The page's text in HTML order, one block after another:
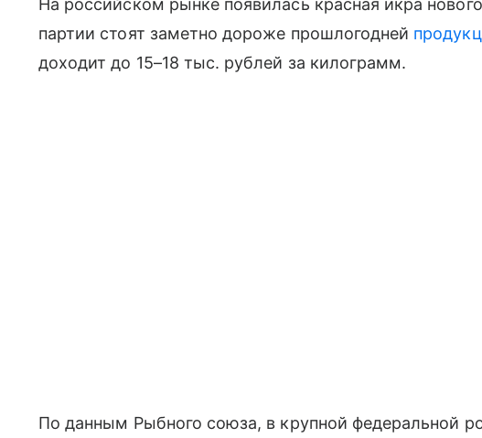
На российском рынке появилась красная икра
партии стоят заметно дороже прошлогодней
доходит до 15–18 тыс. рублей за килограмм.
По данным Рыбного союза, в крупной федеральной